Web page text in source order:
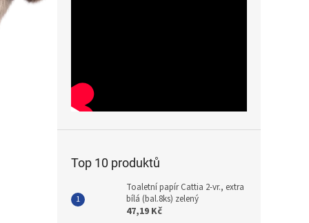
Top 10 produktů
Toaletní papír Cattia 2-vr., extra
bílá (bal.8ks) zelený
47,19 Kč